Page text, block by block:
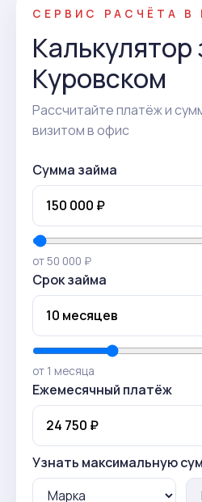
СЕРВИС РАСЧЁТА В
Калькулятор
Куровском
Рассчитайте платёж и
визитом в офис
Сумма займа
от 50 000 ₽
Срок займа
от 1 месяца
Ежемесячный платёж
Узнать максимальную